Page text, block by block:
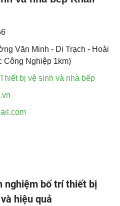
Văn Minh - Di Trạch - Hoài
Nghiệp 1km)
bị vệ sinh và nhà bếp
nghiệm bố trí thiết bị
hiệu quả